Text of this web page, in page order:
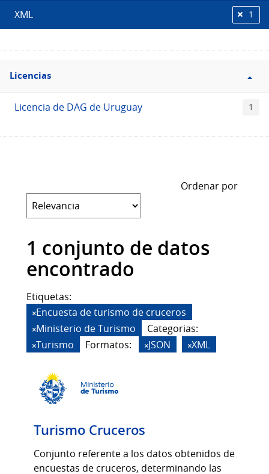
XML 1
Filtro
Licencias
Licencias
Licencia de DAG de Uruguay 1
Ordenar por
1 conjunto de datos
encontrado
Etiquetas:
Encuesta de turismo de cruceros
Ministerio de Turismo
Categorias:
Turismo
Formatos: JSON XML
Turismo Cruceros
Conjunto referente a los datos obtenidos de
encuestas de cruceros, determinando las